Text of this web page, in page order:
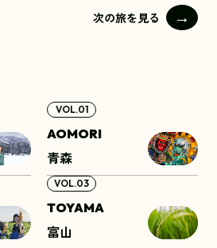
次の旅を見る
VOL.01
AOMORI
青森
VOL.03
TOYAMA
富山